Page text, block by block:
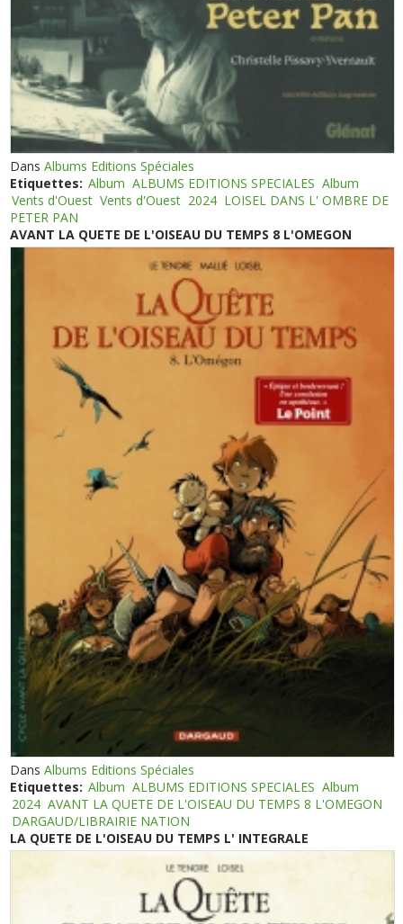
DansAlbums Editions Spéciales
Etiquettes: Album ALBUMS EDITIONS SPECIALES Album
Vents d'Ouest Vents d'Ouest 2024 LOISEL DANS L' OMBRE DE
PETER PAN
AVANT LA QUETE DE L'OISEAU DU TEMPS 8 L'OMEGON
DansAlbums Editions Spéciales
Etiquettes: Album ALBUMS EDITIONS SPECIALES Album
2024 AVANT LA QUETE DE L'OISEAU DU TEMPS 8 L'OMEGON
DARGAUD/LIBRAIRIE NATION
LA QUETE DE L'OISEAU DU TEMPS L' INTEGRALE